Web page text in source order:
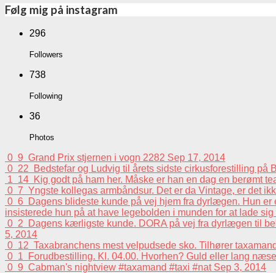
Følg mig på instagram
296
Followers
738
Following
36
Photos
0 9 Grand Prix stjernen i vogn 2282 Sep 17, 2014
0 22 Bedstefar og Ludvig til årets sidste cirkusforestilling på
1 14 Kig godt på ham her. Måske er han en dag en berømt
0 7 Yngste kollegas armbåndsur. Det er da Vintage, er det
0 6 Dagens blideste kunde på vej hjem fra dyrlægen. Hun
insisterede hun på at have legebolden i munden for at lade
0 2 Dagens kærligste kunde. DORA på vej fra dyrlægen til
5, 2014
0 12 Taxabranchens mest velpudsede sko. Tilhører
0 1 Forudbestilling. Kl. 04.00. Hvorhen? Guld eller lang
0 9 Cabman's nightview #taxamand #taxi #nat Sep 3, 2014